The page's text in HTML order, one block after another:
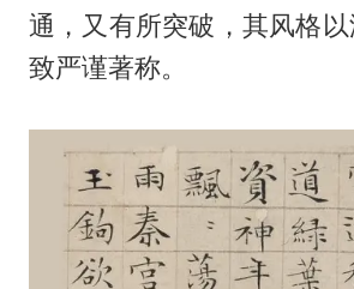
通，又有所突破，其风格
致严谨著称。